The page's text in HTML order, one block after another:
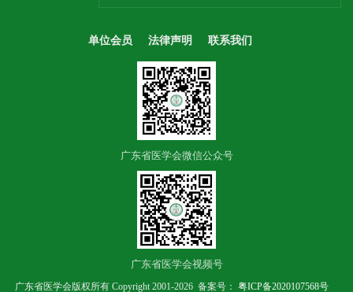
单位会员 法律声明 联系我们
广东省医学会微信公众号
广东省医学会视频号
广东省医学会版权所有 Copyright 2001-2026 备案号： 粤ICP备2020107568号